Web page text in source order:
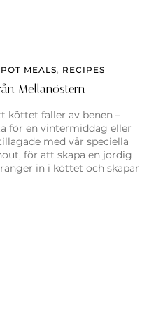
MEALS, RECIPES
Mellanöstern
köttet faller av benen –
för en vintermiddag eller
med vår speciella
för att skapa en jordig
in i köttet och skapar